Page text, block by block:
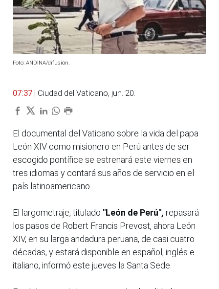
Foto: ANDINA/difusión.
07:37 | Ciudad del Vaticano, jun. 20.
El documental del Vaticano sobre la vida del papa
León XIV como misionero en Perú antes de ser
escogido pontífice se estrenará este viernes en
tres idiomas y contará sus años de servicio en el
país latinoamericano.
El largometraje, titulado "León de Perú", repasará
los pasos de Robert Francis Prevost, ahora León
XIV, en su larga andadura peruana, de casi cuatro
décadas, y estará disponible en español, inglés e
italiano, informó este jueves la Santa Sede.